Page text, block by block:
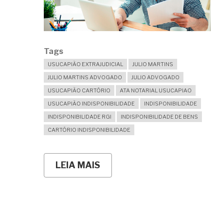
Tags
USUCAPIÃO EXTRAJUDICIAL
JULIO MARTINS
JULIO MARTINS ADVOGADO
JULIO ADVOGADO
USUCAPIÃO CARTÓRIO
ATA NOTARIAL USUCAPIAO
USUCAPIÃO INDISPONIBILIDADE
INDISPONIBILIDADE
INDISPONIBILIDADE RGI
INDISPONIBILIDADE DE BENS
CARTÓRIO INDISPONIBILIDADE
LEIA MAIS